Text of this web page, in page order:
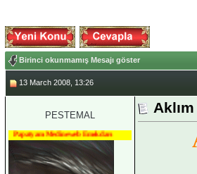
Birinci okunmamış Mesajı göster
13 March 2008, 13:26
PESTEMAL
Papatyam Medineweb Emekdarı